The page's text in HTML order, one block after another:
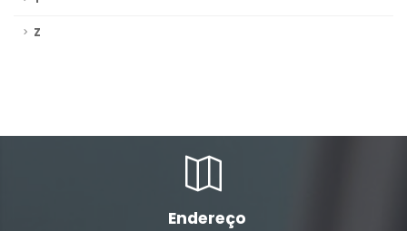
Z
Endereço